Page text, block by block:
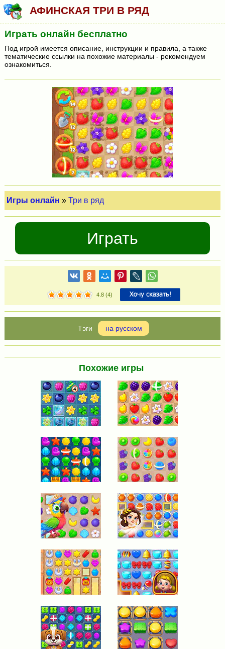
АФИНСКАЯ ТРИ В РЯД
Играть онлайн бесплатно
Под игрой имеется описание, инструкции и правила, а также
тематические ссылки на похожие материалы - рекомендуем
ознакомиться.
Игры онлайн »Три в ряд
Играть
4.8(4)
на русском
Похожие игры